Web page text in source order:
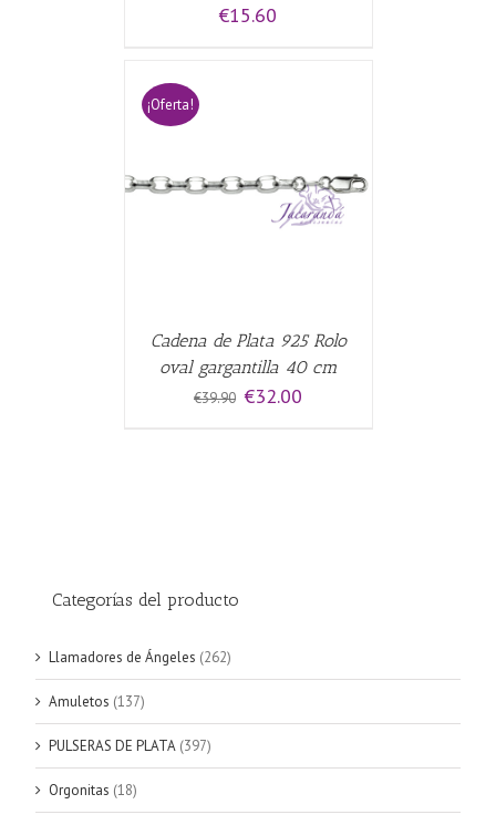
€15.60
¡Oferta!
Cadena de Plata 925 Rolo
oval gargantilla 40 cm
€39.90 El
€32.00
Categorías del producto
Llamadores de Ángeles (262)
Amuletos (137)
PULSERAS DE PLATA (397)
Orgonitas (18)